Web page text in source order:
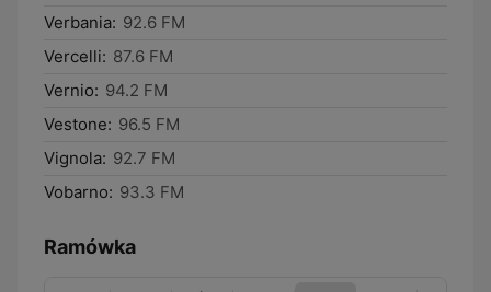
Verbania: 92.6 FM
Vercelli: 87.6 FM
Vernio: 94.2 FM
Vestone: 96.5 FM
Vignola: 92.7 FM
Vobarno: 93.3 FM
Ramówka